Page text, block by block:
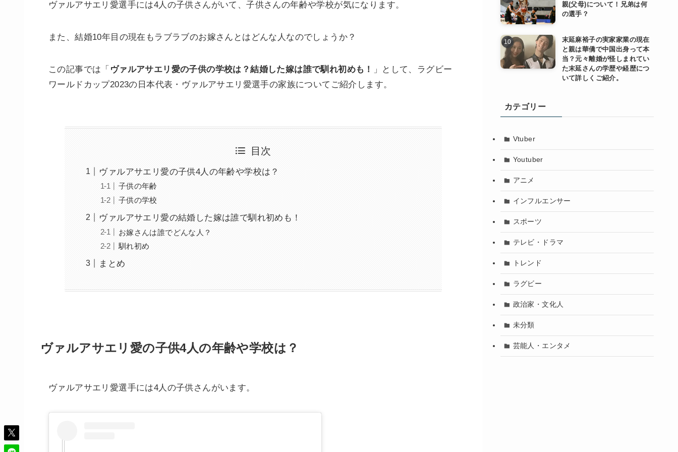
ヴァルアサエリ愛選手には4人の子供さんがいて、子供さんの年齢や学校が気になります。
また、結婚10年目の現在もラブラブのお嫁さんとはどんな人なのでしょうか？
この記事では「 ヴァルアサエリ愛の子供の学校は？結婚した嫁は誰で馴れ初めも！
」として、ラグビー
ワールドカップ2023の日本代表・ヴァルアサエリ愛選手の家族についてご紹介します。
目次
ヴァルアサエリ愛の子供4人の年齢や学校は？
子供の年齢
子供の学校
ヴァルアサエリ愛の結婚した嫁は誰で馴れ初めも！
お嫁さんは誰でどんな人？
馴れ初め
まとめ
ヴァルアサエリ愛の子供4人の年齢や学校は？
ヴァルアサエリ愛選手には4人の子供さんがいます。
親(父母)について！兄弟は何
の選手？
末延麻裕子の実家家業の現在
と親は華僑で中国出身って本
当？元々離婚が怪しまれてい
た末延さんの学歴や経歴につ
いて詳しくご紹介。
カテゴリー
Vtuber
Youtuber
アニメ
インフルエンサー
スポーツ
テレビ・ドラマ
トレンド
ラグビー
政治家・文化人
未分類
芸能人・エンタメ